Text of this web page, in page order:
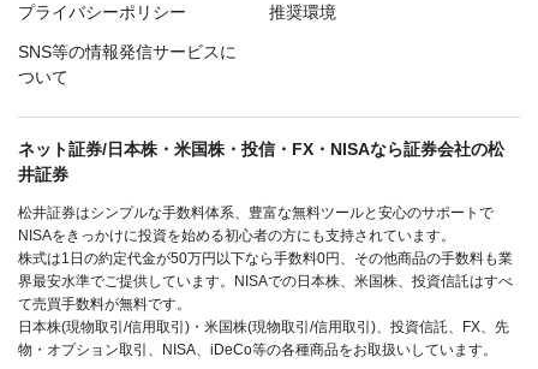
プライバシーポリシー 推奨環境
SNS等の情報発信サービスに
ついて
ネット証券/日本株・米国株・投信・FX・NISAなら証券会社の松
井証券
松井証券はシンプルな手数料体系、豊富な無料ツールと安心のサポートで
NISAをきっかけに投資を始める初心者の方にも支持されています。
株式は1日の約定代金が50万円以下なら手数料0円、その他商品の手数料も業
界最安水準でご提供しています。NISAでの日本株、米国株、投資信託はすべ
て売買手数料が無料です。
日本株(現物取引/信用取引)・米国株(現物取引/信用取引)、投資信託、FX、先
物・オプション取引、NISA、iDeCo等の各種商品をお取扱いしています。